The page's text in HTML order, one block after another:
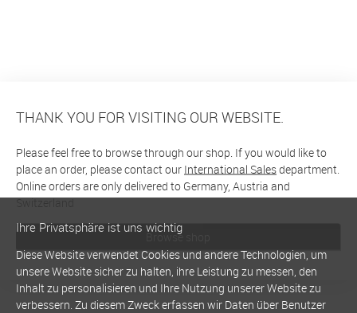
THANK YOU FOR VISITING OUR WEBSITE.
Please feel free to browse through our shop. If you would like to
place an order, please contact our International Salesdepartment.
Online orders are only delivered to Germany, Austria and
Switzerland
Browse shop
Ihre Privatsphäre ist uns wichtig
Diese Website verwendet Cookies und andere Technologien, um
unsere Website sicher zu halten, ihre Leistung zu messen, den
Inhalt zu personalisieren und Ihre Nutzung unserer Website zu
verbessern. Zu diesem Zweck erfassen wir Daten über Benutzer